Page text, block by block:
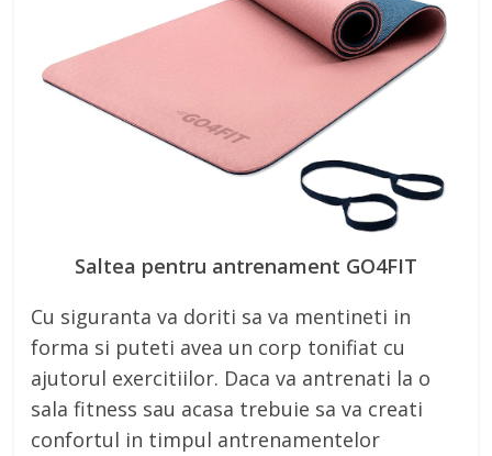
Saltea pentru antrenament GO4FIT
Cu siguranta va doriti sa va mentineti in
forma si puteti avea un corp tonifiat cu
ajutorul exercitiilor. Daca va antrenati la o
sala fitness sau acasa trebuie sa va creati
confortul in timpul antrenamentelor